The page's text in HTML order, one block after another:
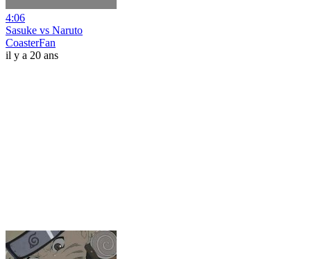
4:06
Sasuke vs Naruto
CoasterFan
il y a 20 ans